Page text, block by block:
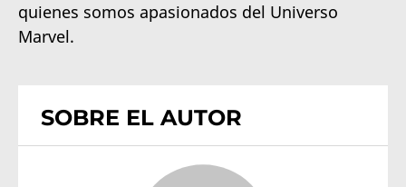
quienes somos apasionados del Universo
Marvel.
SOBRE EL AUTOR